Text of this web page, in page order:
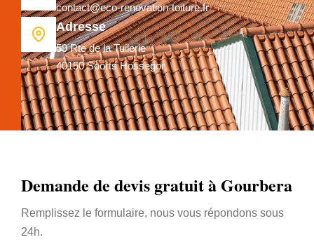
contact@eco-renovation-toiture.fr
Adresse
59 Rte de la Tuilerie
40150 Soorts Hossegor
Demande de devis gratuit à Gourbera
Remplissez le formulaire, nous vous répondons sous
24h.